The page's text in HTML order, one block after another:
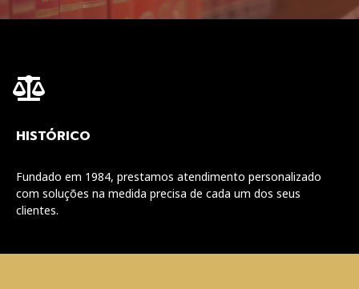
HISTÓRICO
Fundado em 1984, prestamos atendimento personalizado
com soluções na medida precisa de cada um dos seus
clientes.